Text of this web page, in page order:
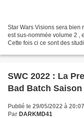
Star Wars Visions sera bien
est sus-nommée volume 2 ,
Cette fois ci ce sont des
SWC 2022 : La
Bad Batch Saison
Publié le 29/05/2022 à 20:07
Par DARKMD41